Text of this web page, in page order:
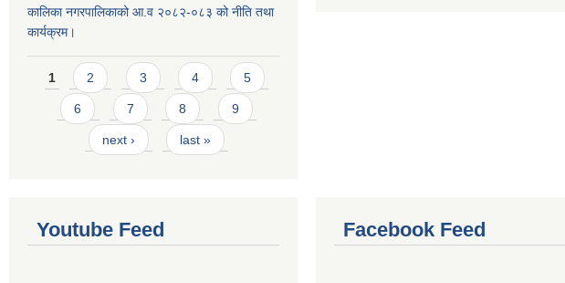
कालिका नगरपालिकाको आ.व २०८२-०८३ को नीति तथा
कार्यक्रम।
Pages
1 2 3 4 5
6 7 8 9
next › last »
Youtube Feed Facebook Feed